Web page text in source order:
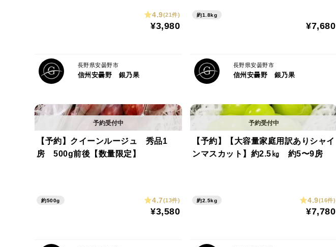
4.9(21件)
¥3,980
長野県安曇野市
信州安曇野 銀乃果
約1.8kg
¥7,680
長野県安曇野市
信州安曇野 銀乃果
【予約】クイーンルージュ 秀品1
房 500g前後【数量限定】
約500g 4.7(13件)
¥3,580
【予約】【大容量家庭用訳ありシャイ
ンマスカット】約2.5㎏ 約5〜9房
約2.5kg 4.9(16件)
¥7,780